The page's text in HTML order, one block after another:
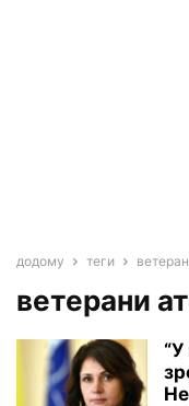
додому теги
ветерани